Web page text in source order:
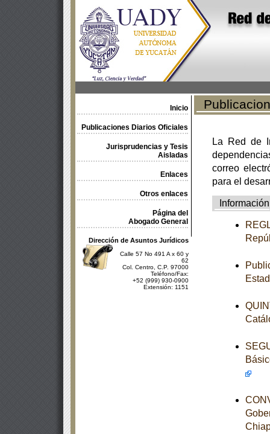
Inicio
Publicaciones Diarios Oficiales
Jurisprudencias y Tesis
Aisladas
Enlaces
Otros enlaces
Página del
Abogado General
Dirección de Asuntos Jurídicos
Calle 57 No 491 A x 60 y
62
Col. Centro, C.P. 97000
Teléfono/Fax:
+52 (999) 930-0900
Extensión: 1151
La Red de
correo
para el
Información